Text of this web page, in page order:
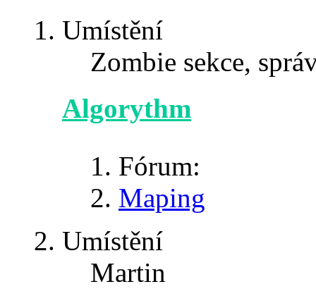
Umístění
Zombie sekce,
Algorythm
Fórum:
Maping
Umístění
Martin